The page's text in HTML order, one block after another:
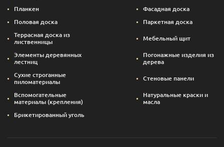
Планкен
Фасадная доска
Половая доска
Паркетная доска
Террасная доска из
лиственницы
Мебельный щит
Элементы деревянных
лестниц
Погонажные изделия из
дерева
Сухие строганные
пиломатериалы
Стеновые панели
Вспомогательные
материалы (крепления)
Натуральные краски и
масла
Брикетированный уголь